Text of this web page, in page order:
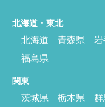
北海道・東北
北海道 青森県 岩
福島県
関東
茨城県 栃木県 群